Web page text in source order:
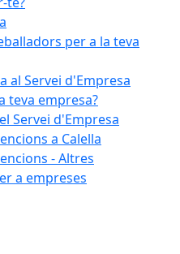
per a la teva
al Servei d'Empresa
teva empresa?
Servei d'Empresa
a Calella
- Altres
a empreses